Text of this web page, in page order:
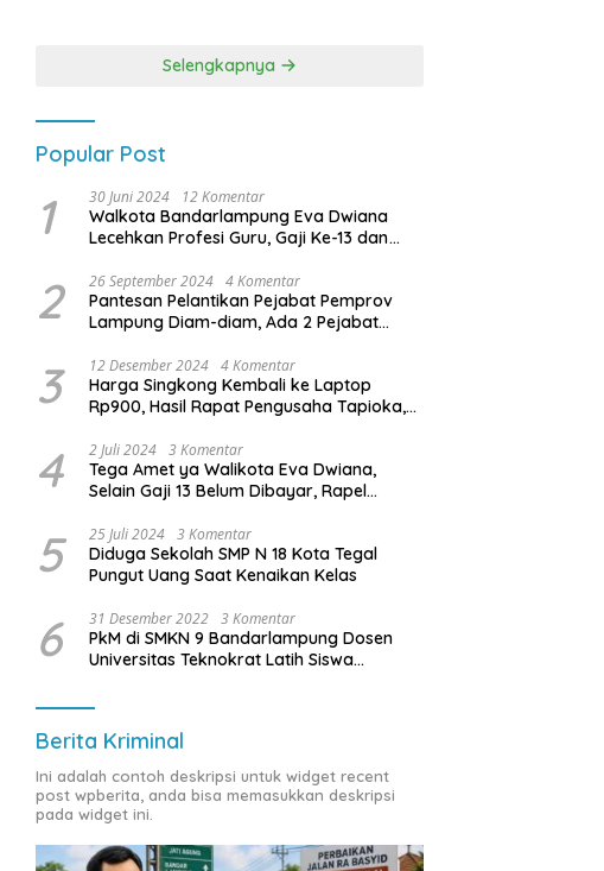
Kebangsaan
Selengkapnya
Popular Post
1 30 Juni 2024 12 Komentar
Walkota Bandarlampung Eva Dwiana
Lecehkan Profesi Guru, Gaji Ke-13 dan
2 26 September 2024 4 Komentar
Pantesan Pelantikan Pejabat Pemprov
Lampung Diam-diam, Ada 2 Pejabat
3 12 Desember 2024 4 Komentar
Harga Singkong Kembali ke Laptop
Rp900, Hasil Rapat Pengusaha Tapioka,
Lampung
4 2 Juli 2024 3 Komentar
Tega Amet ya Walikota Eva Dwiana,
Selain Gaji 13 Belum Dibayar, Rapel
Dibayar
5 25 Juli 2024 3 Komentar
Diduga Sekolah SMP N 18 Kota Tegal
Pungut Uang Saat Kenaikan Kelas
6 31 Desember 2022 3 Komentar
PkM di SMKN 9 Bandarlampung Dosen
Universitas Teknokrat Latih Siswa
Berita Kriminal
Ini adalah contoh deskripsi untuk widget recent
post wpberita, anda bisa memasukkan deskripsi
pada widget ini.